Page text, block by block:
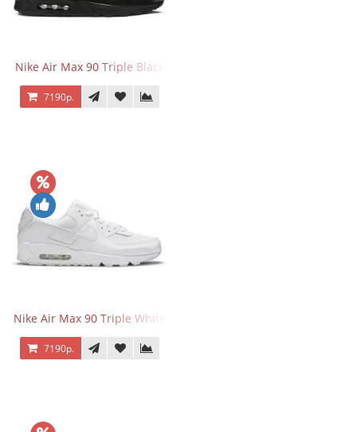
Nike Air Max 90 Triple Black
7190р.
Nike Air Max 90 Triple White
7190р.